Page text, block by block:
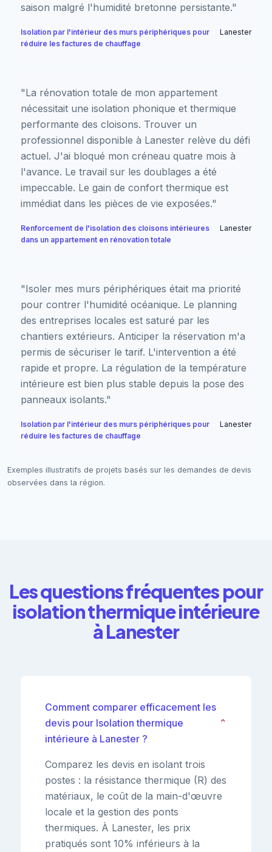
saison malgré l'humidité bretonne persistante."
Isolation par l'intérieur des murs périphériques pour
réduire les factures de chauffage
Lanester
"La rénovation totale de mon appartement
nécessitait une isolation phonique et thermique
performante des cloisons. Trouver un
professionnel disponible à Lanester relève du défi
actuel. J'ai bloqué mon créneau quatre mois à
l'avance. Le travail sur les doublages a été
impeccable. Le gain de confort thermique est
immédiat dans les pièces de vie exposées."
Renforcement de l'isolation des cloisons intérieures
dans un appartement en rénovation totale
Lanester
"Isoler mes murs périphériques était ma priorité
pour contrer l'humidité océanique. Le planning
des entreprises locales est saturé par les
chantiers extérieurs. Anticiper la réservation m'a
permis de sécuriser le tarif. L'intervention a été
rapide et propre. La régulation de la température
intérieure est bien plus stable depuis la pose des
panneaux isolants."
Isolation par l'intérieur des murs périphériques pour
réduire les factures de chauffage
Lanester
Exemples illustratifs de projets basés sur les demandes de devis
observées dans la région.
Les questions fréquentes pour
isolation thermique intérieure
à Lanester
Comment comparer efficacement les
devis pour Isolation thermique
intérieure à Lanester ?
⌄
Comparez les devis en isolant trois
postes : la résistance thermique (R) des
matériaux, le coût de la main-d'œuvre
locale et la gestion des ponts
thermiques. À Lanester, les prix
pratiqués sont 10% inférieurs à la